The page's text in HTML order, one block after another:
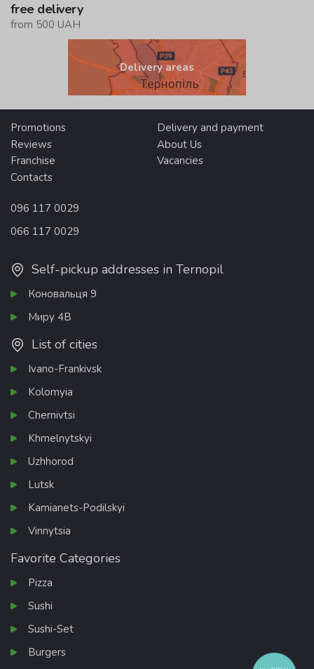
free delivery
from 500 UAH
Delivery areas
Promotions
Delivery and payment
Reviews
About Us
Franchise
Vacancies
Contacts
096 117 0029
066 117 0029
Self-pickup addresses in Ternopil
Коновальця 9
Миру 4В
List of cities
Ivano-Frankivsk
Kolomyia
Chernivtsi
Khmelnytskyi
Uzhhorod
Lutsk
Kamianets-Podilskyi
Vinnytsia
Favorite Categories
Pizza
Sushi
Sushi-Set
Burgers